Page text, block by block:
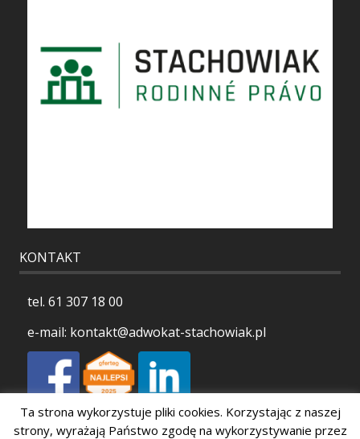
KONTAKT
tel. 61 307 18 00
e-mail: kontakt@adwokat-stachowiak.pl
Polityka prywatności
Ta strona wykorzystuje pliki cookies. Korzystając z naszej
strony, wyrażają Państwo zgodę na wykorzystywanie przez